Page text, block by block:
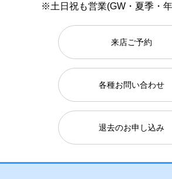
※土日祝も営業(GW・夏季・
来店ご予約
各種お問い合わせ
退去のお申し込み